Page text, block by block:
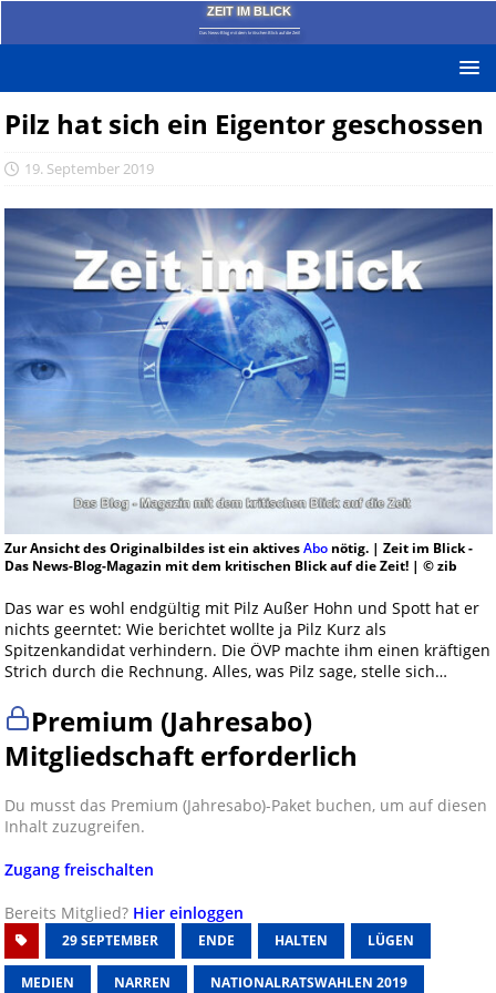
ZEIT IM BLICK
Das News-Blog mit dem kritischen Blick auf die Zeit!
Pilz hat sich ein Eigentor geschossen
19. September 2019
Zur Ansicht des Originalbildes ist ein aktivesAbonötig. | Zeit im Blick -
Das News-Blog-Magazin mit dem kritischen Blick auf die Zeit! | © zib
Das war es wohl endgültig mit Pilz Außer Hohn und Spott hat er
nichts geerntet: Wie berichtet wollte ja Pilz Kurz als
Spitzenkandidat verhindern. Die ÖVP machte ihm einen kräftigen
Strich durch die Rechnung. Alles, was Pilz sage, stelle sich…
Premium (Jahresabo)
Mitgliedschaft erforderlich
Du musst das Premium (Jahresabo)-Paket buchen, um auf diesen
Inhalt zuzugreifen.
Zugang freischalten
Bereits Mitglied? Hier einloggen
29 SEPTEMBER ENDE HALTEN LÜGEN
MEDIEN NARREN NATIONALRATSWAHLEN 2019